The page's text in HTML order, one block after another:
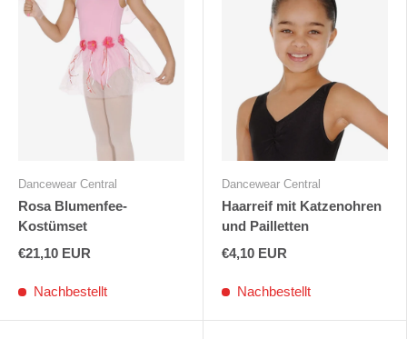
Dancewear Central
Rosa Blumenfee-
Kostümset
€21,10 EUR
Nachbestellt
Dancewear Central
Haarreif mit Katzenohren
und Pailletten
€4,10 EUR
Nachbestellt